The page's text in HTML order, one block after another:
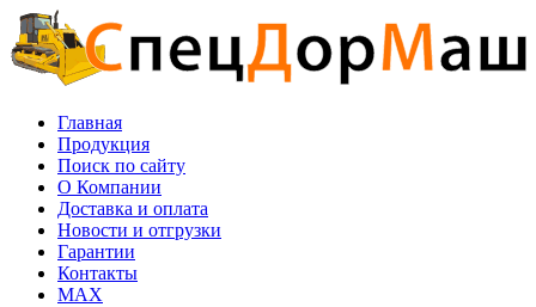
Перейти
к
основному
содержанию
Основная
навигация
Главная
Продукция
Поиск по сайту
O Компании
Доставка и оплата
Новости и отгрузки
Гарантии
Контакты
MAX